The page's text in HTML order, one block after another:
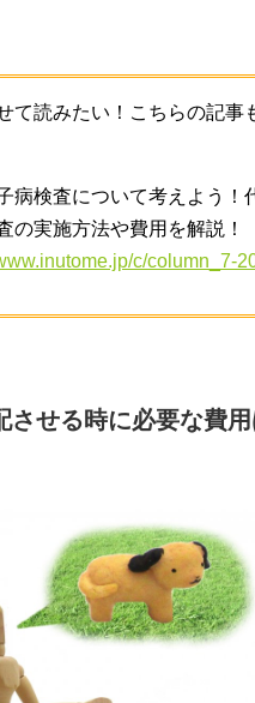
て読みたい！こちらの記事
病検査について考えよう！
の実施方法や費用を解説！
c/column_7-
させる時に必要な費